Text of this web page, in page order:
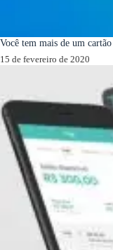
Você tem mais de um
15 de fevereiro de 2020